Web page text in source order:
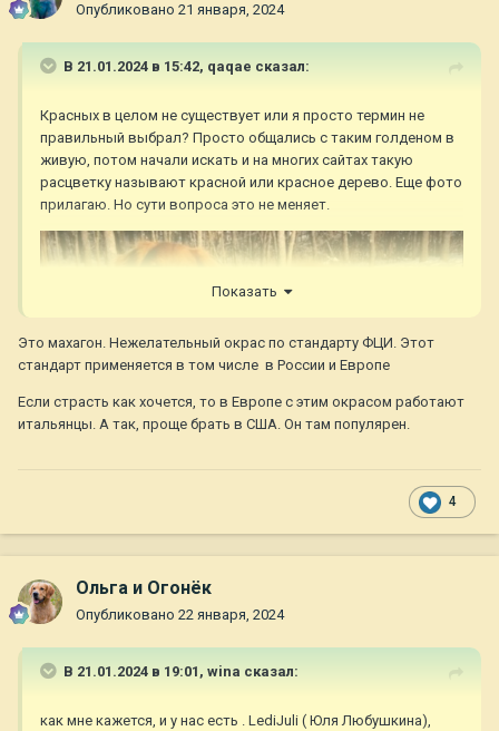
Опубликовано 21 января, 2024
В 21.01.2024 в 15:42, qaqae сказал:
Красных в целом не существует или я просто термин не
правильный выбрал? Просто общались с таким голденом в
живую, потом начали искать и на многих сайтах такую
расцветку называют красной или красное дерево. Еще фото
прилагаю. Но сути вопроса это не меняет.
Показать
Это махагон. Нежелательный окрас по стандарту ФЦИ. Этот
стандарт применяется в том числе в России и Европе
Если страсть как хочется, то в Европе с этим окрасом работают
итальянцы. А так, проще брать в США. Он там популярен.
4
Ольга и Огонёк
Опубликовано 22 января, 2024
В 21.01.2024 в 19:01, wina сказал:
как мне кажется, и у нас есть . LediJuli ( Юля Любушкина),